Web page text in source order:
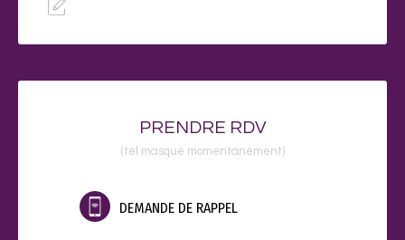
PRENDRE RDV
(tél masqué momentanément)
DEMANDE DE RAPPEL